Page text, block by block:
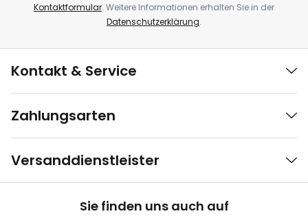
Kontaktformular. Weitere Informationen erhalten Sie in der
Datenschutzerklärung.
Kontakt & Service
Zahlungsarten
Versanddienstleister
Sie finden uns auch auf